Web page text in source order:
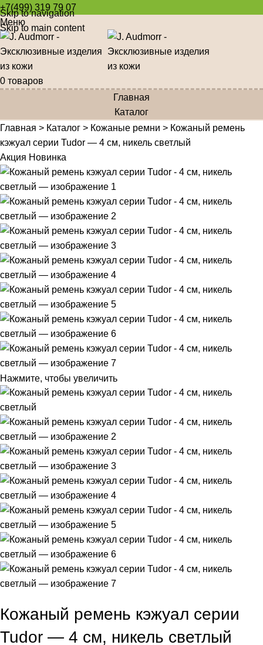
Skip to navigation
Skip to main content
+7(499) 319 79 07
Меню
0 товаров
Главная
Каталог
Главная > Каталог > Кожаные ремни > Кожаный ремень
кэжуал серии Tudor — 4 см, никель светлый
Акция Новинка
Нажмите, чтобы увеличить
Кожаный ремень кэжуал серии
Tudor — 4 см, никель светлый